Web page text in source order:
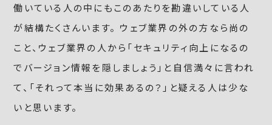
働いている人の中にもこのあたりを勘違いしている人
が結構たくさんいます。 ウェブ業界の外の方なら尚の
こと、ウェブ業界の人から「セキュリティ向上になるの
でバージョン情報を隠しましょう」と自信満々に言われ
て、「それって本当に効果あるの？」と疑える人は少な
いと思います。